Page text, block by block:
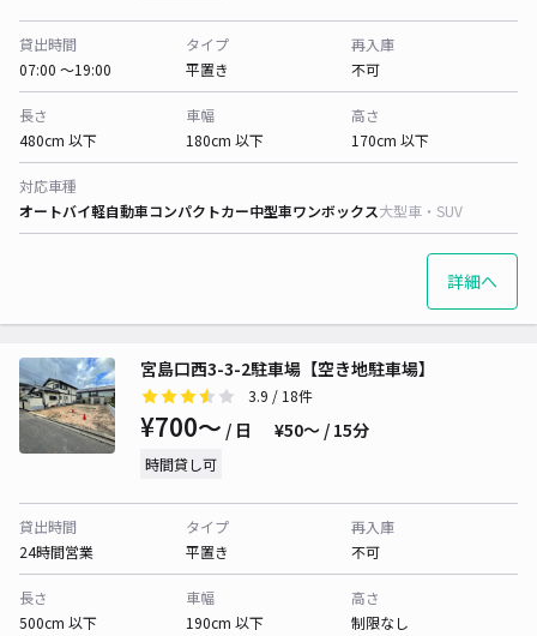
貸出時間
07:00 〜19:00
タイプ
平置き
再入庫
不可
長さ
480cm 以下
車幅
180cm 以下
高さ
170cm 以下
対応車種
オートバイ軽自動車コンパクトカー中型車ワンボックス大型車・SUV
詳細へ
宮島口西3-3-2駐車場【空き地駐車場】
3.9 / 18件
¥700〜 / 日 ¥50〜 / 15分
時間貸し可
貸出時間
24時間営業
タイプ
平置き
再入庫
不可
長さ
500cm 以下
車幅
190cm 以下
高さ
制限なし